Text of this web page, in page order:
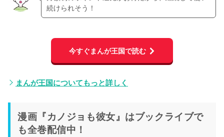
続けられそう！
今すぐまんが王国で読む
まんが王国についてもっと詳しく
漫画『カノジョも彼女』はブックライブで
も全巻配信中！